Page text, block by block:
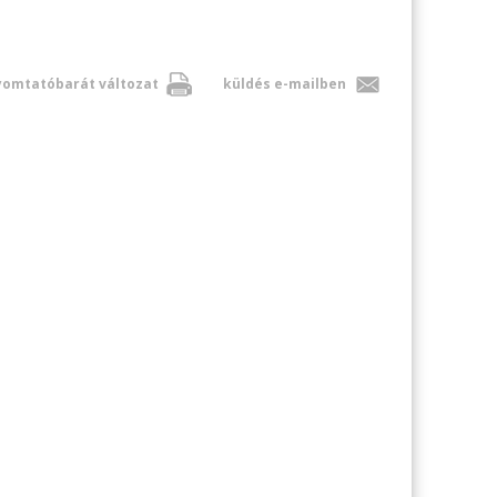
változat küldés e-mailben